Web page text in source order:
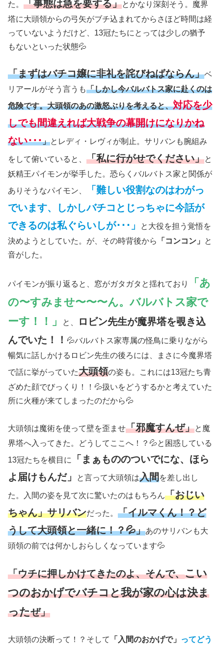
た。 「事態は急を要する」とかなり深刻そう。魔界
塔に大頭領からの弓矢がブチ込まれてからさほど時間は経
っていないようだけど、13冠たちにとっては少しの猶予
もないといった状態💦
「まずはバチコ嬢に非礼を詫びねばならん」ベ
リアールがそう言うも「しかし今バルバトス家に赴くのは
危険です。大頭領のあの激怒ぶりを考えると、対応を少
しでも間違えれば大戦争の幕開けになりかね
ない･･･」とレディ・レヴィが制止。サリバンも腕組み
をして俯いていると、 「私に行がせでください」と
妖精王パイモンが挙手した。恐らくバルバトス家と関係が
ありそうなパイモン、
「難しい役割なのはわがっ
でいます、しかしバチコとじっちゃに今話が
できるのは私ぐらいしが･･･」
と大役を担う覚悟を
決めようとしていた。が、その時背後から
「コンコン」
と
音がした。
パイモンが振り返ると、窓がガタガタと揺れており
「あ
の〜すみませ〜〜〜ん。バルバトス家で
ーす！！」
と、
ロビン先生が魔界塔を覗き込
んでいた！！ 💦バルバトス家専属の怪鳥に乗りながら
暢気に話しかけるロビン先生の後ろには、まさに今魔界塔
で話に挙がっていた大頭領の姿も。これには13冠たち青
ざめた顔でびっくり！！💦扱いをどうするかと考えていた
所に火種が来てしまったのだから💦
大頭領は魔術を使って壁を歪ませ「邪魔すんぜ」と魔
界塔へ入ってきた。どうしてここへ！？💦と困惑している
13冠たちを横目に
「まぁもののついでにな、ほら
よ届けもんだ」
と言って大頭領は入間を差し出し
た。入間の姿を見て次に驚いたのはもちろん「おじい
ちゃん」サリバンだった。 「イルマくん！？ど
うして大頭領と一緒に！？💦」あのサリバンも大
頭領の前では何かしおらしくなっています💦
「ウチに押しかけてきたのよ、そんで、こい
つのおかげでバチコと我が家の心は決ま
ったぜ」
大頭領の決断って！？そして 「入間のおかげで」
ってどう